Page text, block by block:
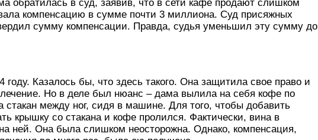
обратилась в суд, заявив, что в сети кафе продают слишком
компенсацию в сумме почти 3 миллиона. Суд присяжных
сумму компенсации. Правда, судья уменьшил эту сумму до
Казалось бы, что здесь такого. Она защитила свое право и
Но в деле был нюанс – дама вылила на себя кофе по
стакан между ног, сидя в машине. Для того, чтобы добавить
крышку со стакана и кофе пролился. Фактически, вина в
ней. Она была слишком неосторожна. Однако, компенсация,